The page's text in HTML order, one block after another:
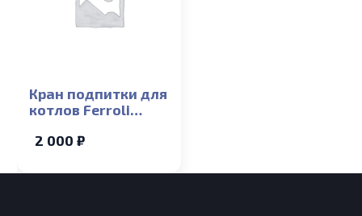
Кран подпитки для
котлов Ferroli
2 000 ₽